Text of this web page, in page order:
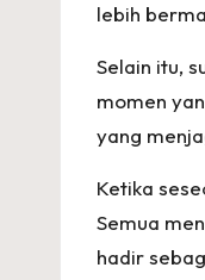
G
a
y
a
A
lebih
Selain itu,
momen
yang
Ketika
Semua
hadir